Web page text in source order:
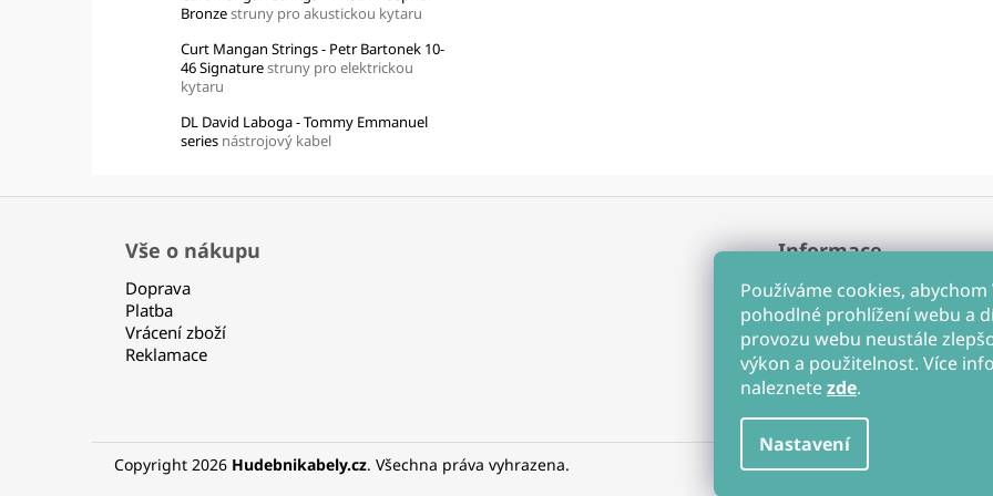
Používáme cookies,
pohodlné prohlížení webu a
provozu webu neustále
výkon a použitelnost. Více
naleznetezde.
Nastavení
Bronzestruny pro akustickou kytaru
Curt Mangan Strings - Petr Bartonek 10-
46 Signaturestruny pro elektrickou
kytaru
DL David Laboga - Tommy Emmanuel
series nástrojový kabel
Z
Vše o nákupu
Doprava
Platba
Vrácení zboží
Reklamace
Informace
Obchodní podmínky
Ochrana osobních údajů
Soubory cookies
Hodnocení obchodu
Copyright 2026 Hudebnikabely.cz. Všechna práva vyhrazena.